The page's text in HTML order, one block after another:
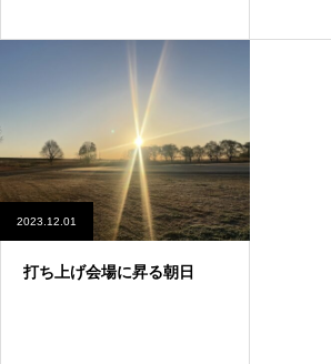
2023.12.01
打ち上げ会場に昇る朝日